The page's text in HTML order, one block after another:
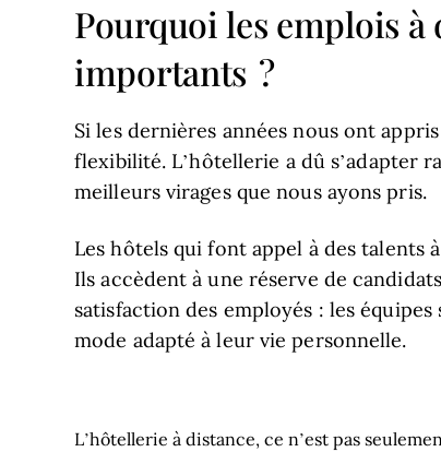
Pourquoi les emplois
importants ?
Si les dernières années nous ont
flexibilité. L’hôtellerie a dû s’adapter
meilleurs virages que nous ayons pris.
Les hôtels qui font appel à des talents
Ils accèdent à une réserve de
satisfaction des employés : les
mode adapté à leur vie personnelle.
L’hôtellerie à distance, ce n’est pas